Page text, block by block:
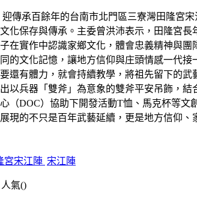
迎傳承百餘年的台南市北門區三寮灣田隆
化保存與傳承。主委曾洪沛表示，田隆宮
在實作中認識家鄉文化，體會忠義精神與
的文化記憶，讓地方信仰與庄頭情感一代
還有體力，就會持續教學，將祖先留下的
以兵器「雙斧」為意象的雙斧平安吊飾，
（DOC）協助下開發活動T恤、馬克杯等
現的不只是百年武藝延續，更是地方信仰、
宮宋江陣 宋江陣
人氣()